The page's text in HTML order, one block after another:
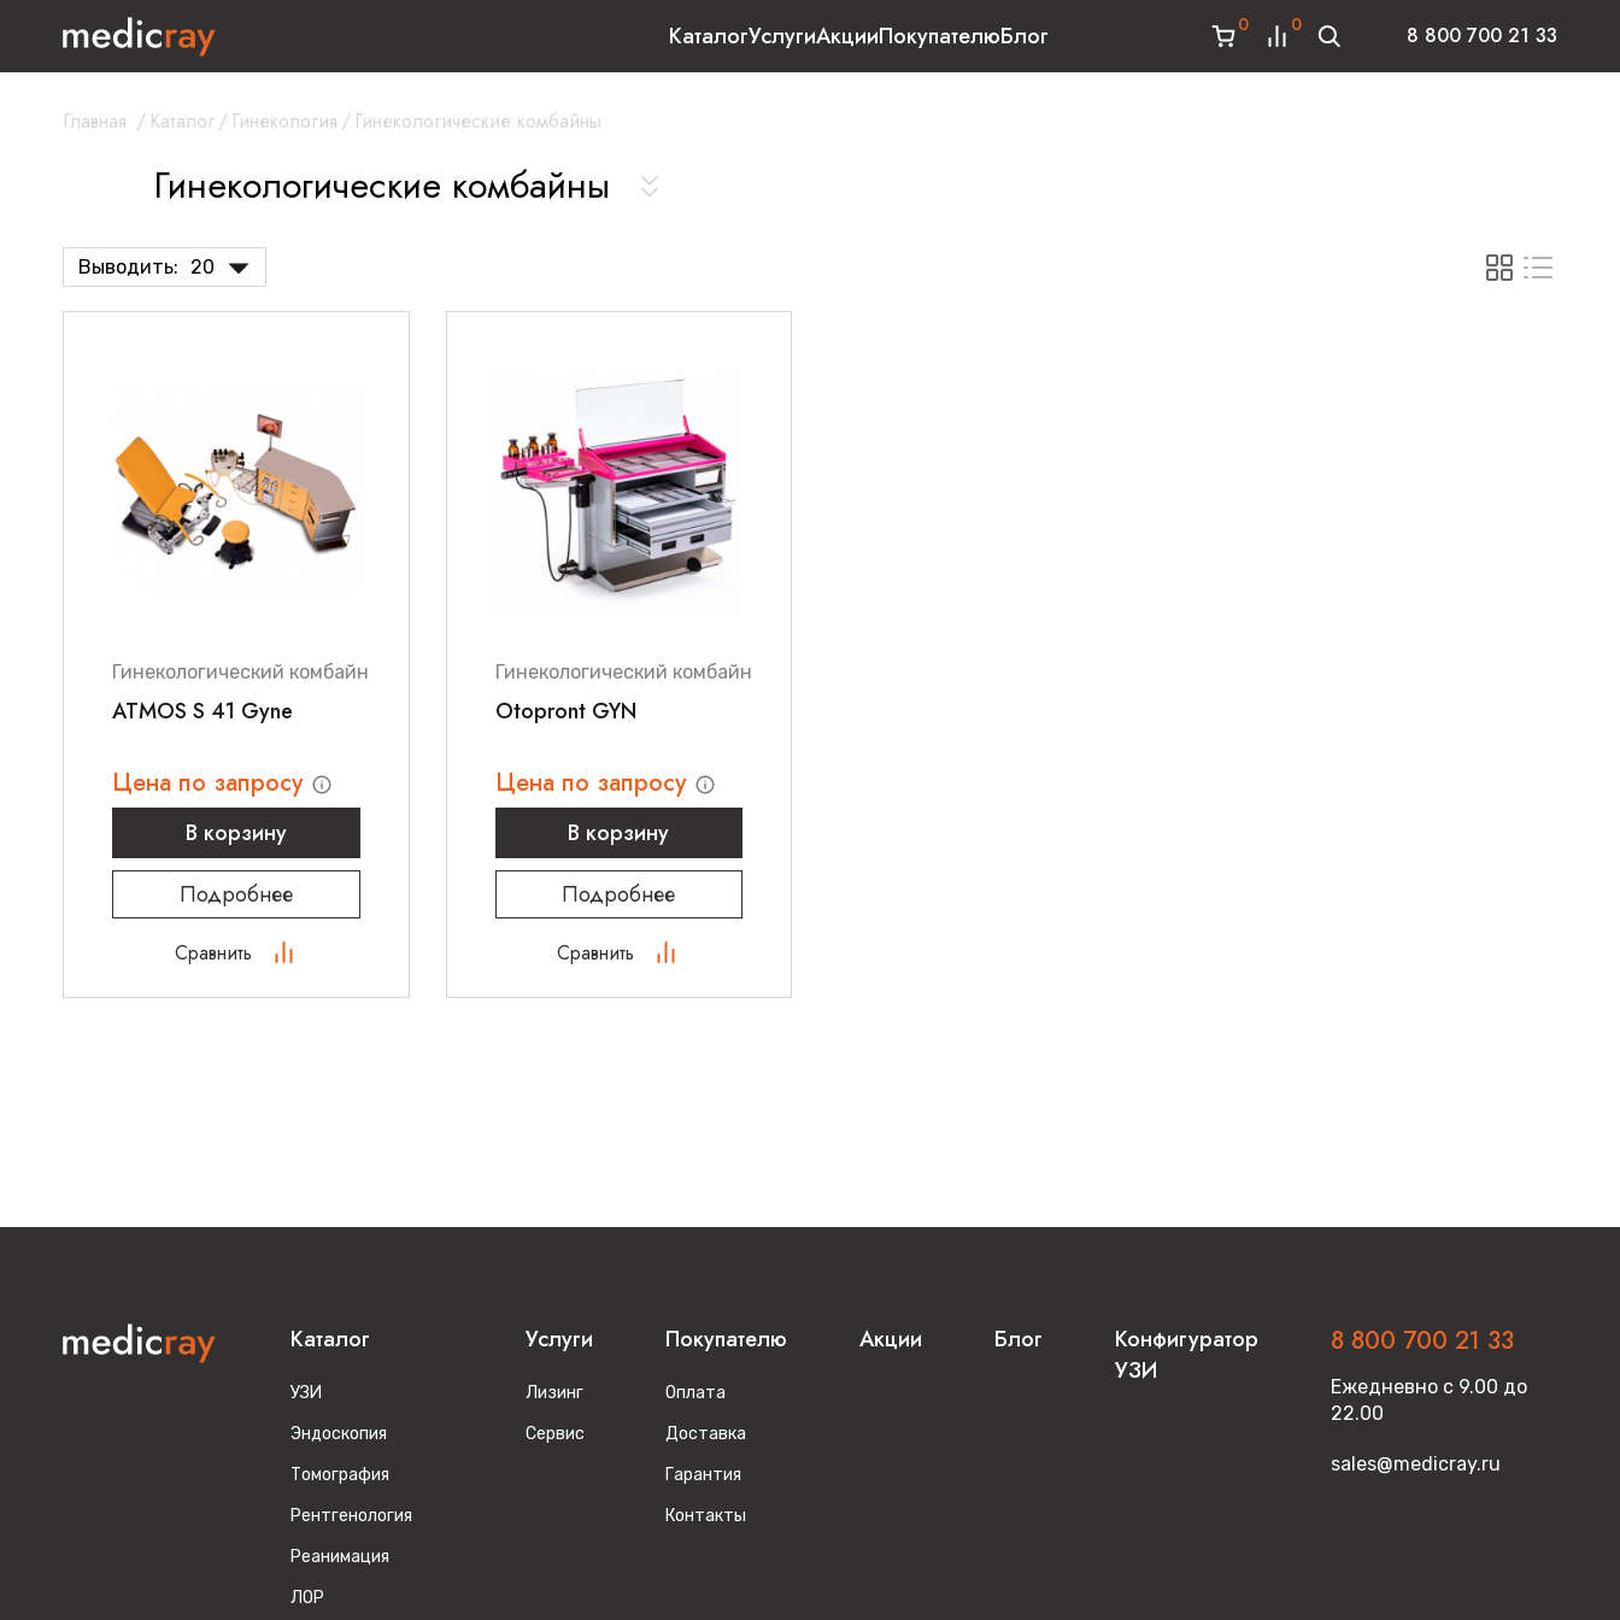
КаталогУслугиАкцииПокупателюБлог 0 0 8 800 700 21 33
Главная / Каталог/ Гинекология / Гинекологические комбайны
Гинекологические комбайны
Выводить: 20
Гинекологический комбайн
ATMOS S 41 Gyne
Цена по запросу
В корзину
Подробнее
Сравнить
Гинекологический комбайн
Otopront GYN
Цена по запросу
В корзину
Подробнее
Сравнить
Каталог
УЗИ
Эндоскопия
Томография
Рентгенология
Реанимация
ЛОР
Услуги
Лизинг
Сервис
Покупателю
Оплата
Доставка
Гарантия
Контакты
Акции Блог
Конфигуратор
УЗИ
8 800 700 21 33
Ежедневно с 9.00 до
22.00
sales@medicray.ru